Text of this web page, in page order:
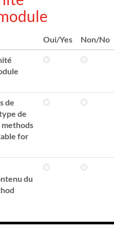
Oui/Yes Non/No
de
de
for
du